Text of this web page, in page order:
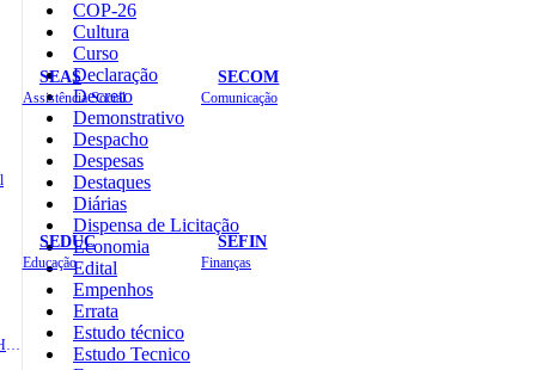
SEAS
Assistência Social
SECOM
Comunicação
SEDUC
Educação
SEFIN
Finanças
COP-26
Cultura
Curso
Declaração
Decreto
Demonstrativo
Despacho
Despesas
Destaques
Diárias
Dispensa de Licitação
Economia
Edital
Empenhos
Errata
Estudo técnico
Estudo Tecnico